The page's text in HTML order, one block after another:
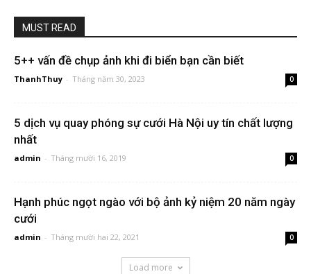
MUST READ
5++ vấn đề chụp ảnh khi đi biển bạn cần biết
ThanhThuy - Tháng năm 30, 2023 0
5 dịch vụ quay phóng sự cưới Hà Nội uy tín chất lượng
nhất
admin - Tháng mười 16, 2019 0
Hạnh phúc ngọt ngào với bộ ảnh kỷ niệm 20 năm ngày
cưới
admin - Tháng mười hai 22, 2021 0
Load more